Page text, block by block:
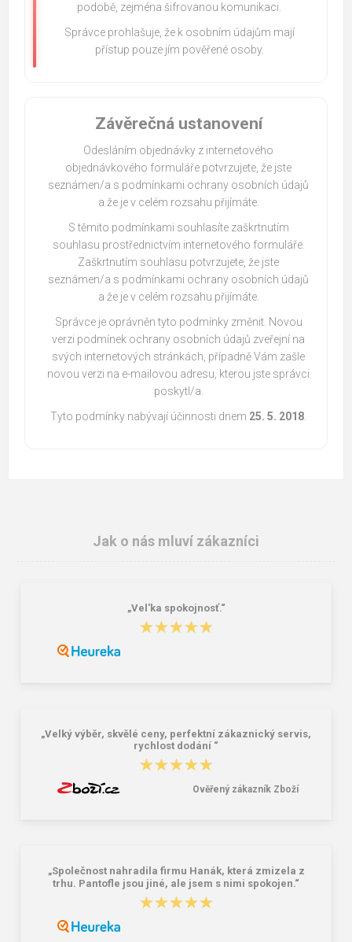
podobě, zejména šifrovanou komunikaci.
Správce prohlašuje, že k osobním údajům mají
přístup pouze jím pověřené osoby.
Závěrečná ustanovení
Odesláním objednávky z internetového
objednávkového formuláře potvrzujete, že jste
seznámen/a s podmínkami ochrany osobních údajů
a že je v celém rozsahu přijímáte.
S těmito podmínkami souhlasíte zaškrtnutím
souhlasu prostřednictvím internetového formuláře.
Zaškrtnutím souhlasu potvrzujete, že jste
seznámen/a s podmínkami ochrany osobních údajů
a že je v celém rozsahu přijímáte.
Správce je oprávněn tyto podmínky změnit. Novou
verzi podmínek ochrany osobních údajů zveřejní na
svých internetových stránkách, případně Vám zašle
novou verzi na e-mailovou adresu, kterou jste správci
poskytl/a.
Tyto podmínky nabývají účinnosti dnem 25. 5. 2018
Jak o nás mluví zákazníci
„Vel'ka spokojnosť.“
★★★★★
★★★★★
„Velký výběr, skvělé ceny, perfektní zákaznický servis,
rychlost dodání “
★★★★★
★★★★★
Ověřený zákazník Zboží
„Společnost nahradila firmu Hanák, která zmizela z
trhu. Pantofle jsou jiné, ale jsem s nimi spokojen.“
★★★★★
★★★★★